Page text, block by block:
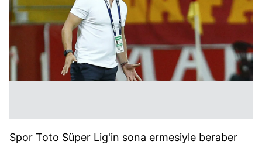
Spor Toto Süper Lig'in sona ermesiyle beraber